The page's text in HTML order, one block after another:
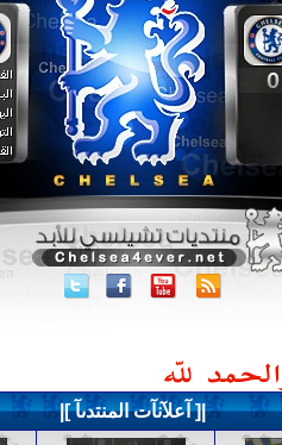
|[ آعلآنآت المنتدىآ ]|